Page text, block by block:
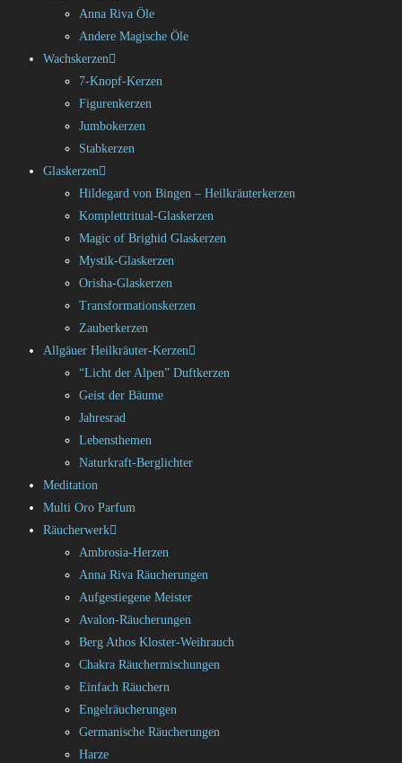
Anna Riva Öle
Andere Magische Öle
Wachskerzen
7-Knopf-Kerzen
Figurenkerzen
Jumbokerzen
Stabkerzen
Glaskerzen
Hildegard von Bingen – Heilkräuterkerzen
Komplettritual-Glaskerzen
Magic of Brighid Glaskerzen
Mystik-Glaskerzen
Orisha-Glaskerzen
Transformationskerzen
Zauberkerzen
Allgäuer Heilkräuter-Kerzen
“Licht der Alpen” Duftkerzen
Geist der Bäume
Jahresrad
Lebensthemen
Naturkraft-Berglichter
Meditation
Multi Oro Parfum
Räucherwerk
Ambrosia-Herzen
Anna Riva Räucherungen
Aufgestiegene Meister
Avalon-Räucherungen
Berg Athos Kloster-Weihrauch
Chakra Räuchermischungen
Einfach Räuchern
Engelräucherungen
Germanische Räucherungen
Harze